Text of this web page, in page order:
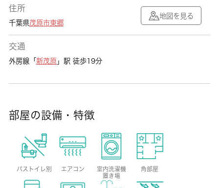
住所
千葉県茂原市東郷
地図を見る
交通
外房線「 新茂原」駅 徒歩19分
部屋の設備・特徴
バストイレ別 エアコン
室内洗濯機
置き場
角部屋